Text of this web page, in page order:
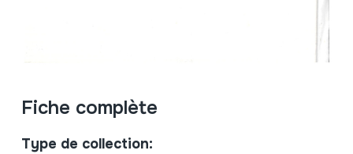
Fiche complète
Type de collection: